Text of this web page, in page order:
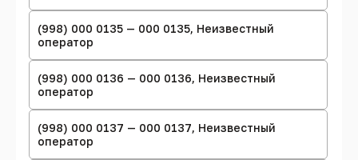
(998) 000 0135 — 000 0135, Неизвестный
оператор
(998) 000 0136 — 000 0136, Неизвестный
оператор
(998) 000 0137 — 000 0137, Неизвестный
оператор